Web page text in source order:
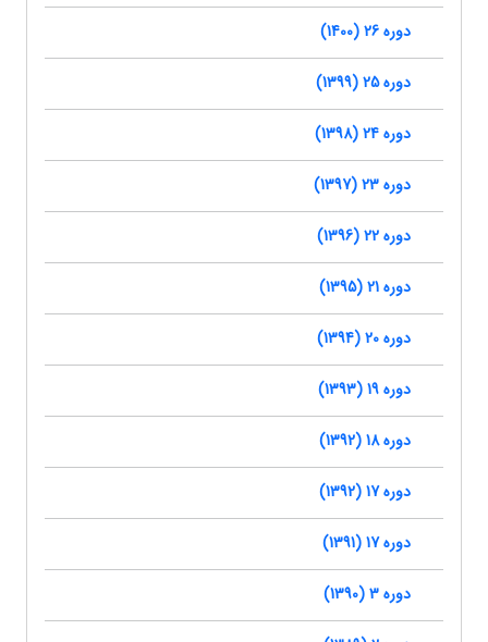
دوره 26 (1400)
دوره 25 (1399)
دوره 24 (1398)
دوره 23 (1397)
دوره 22 (1396)
دوره 21 (1395)
دوره 20 (1394)
دوره 19 (1393)
دوره 18 (1392)
دوره 17 (1392)
دوره 17 (1391)
دوره 3 (1390)